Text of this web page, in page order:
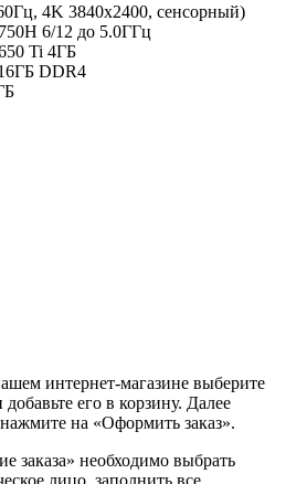
4K 3840x2400, сенсорный)
6/12 до 5.0ГГц
Ti 4ГБ
DDR4
интернет-магазине выберите
его в корзину. Далее
на «Оформить заказ».
заказа» необходимо выбрать
лицо, заполнить все